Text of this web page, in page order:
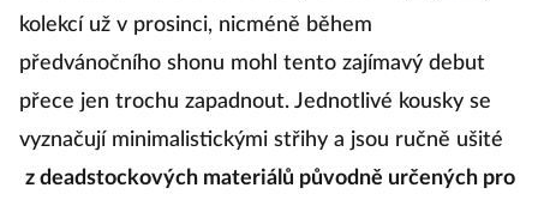
kolekcí už v prosinci, nicméně během
předvánočního shonu mohl tento zajímavý debut
přece jen trochu zapadnout. Jednotlivé kousky se
vyznačují minimalistickými střihy a jsou ručně ušité
z deadstockových materiálů původně určených pro